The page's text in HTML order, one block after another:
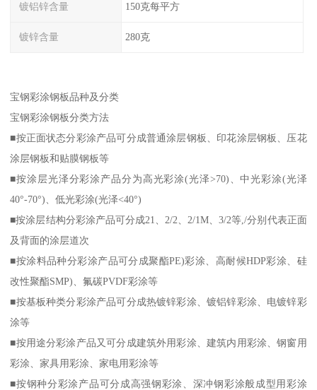
镀铝锌含量 150克每平方
镀锌含量 280克
宝钢彩涂钢板品种及分类
宝钢彩涂钢板分类方法
■按正面状态分彩涂产品可分成普通涂层钢板、印花涂层钢板、压花
涂层钢板和贴膜钢板等
■按涂层光泽分彩涂产品分为高光彩涂(光泽>70)、中光彩涂(光泽
40°-70°)、低光彩涂(光泽<40°)
■按涂层结构分彩涂产品可分成21、2/2、2/1M、3/2等,/分别代表正面
及背面的涂层道次
■按涂料品种分彩涂产品可分成聚酯PE)彩涂、高耐候HDP彩涂、硅
改性聚酯SMP)、氟碳PVDF彩涂等
■按基板种类分彩涂产品可分成热镀锌彩涂、镀铝锌彩涂、电镀锌彩
涂等
■按用途分彩涂产品又可分成建筑外用彩涂、建筑内用彩涂、钢窗用
彩涂、家具用彩涂、家电用彩涂等
■按钢种分彩涂产品可分成高强钢彩涂、深冲钢彩涂般成型用彩涂